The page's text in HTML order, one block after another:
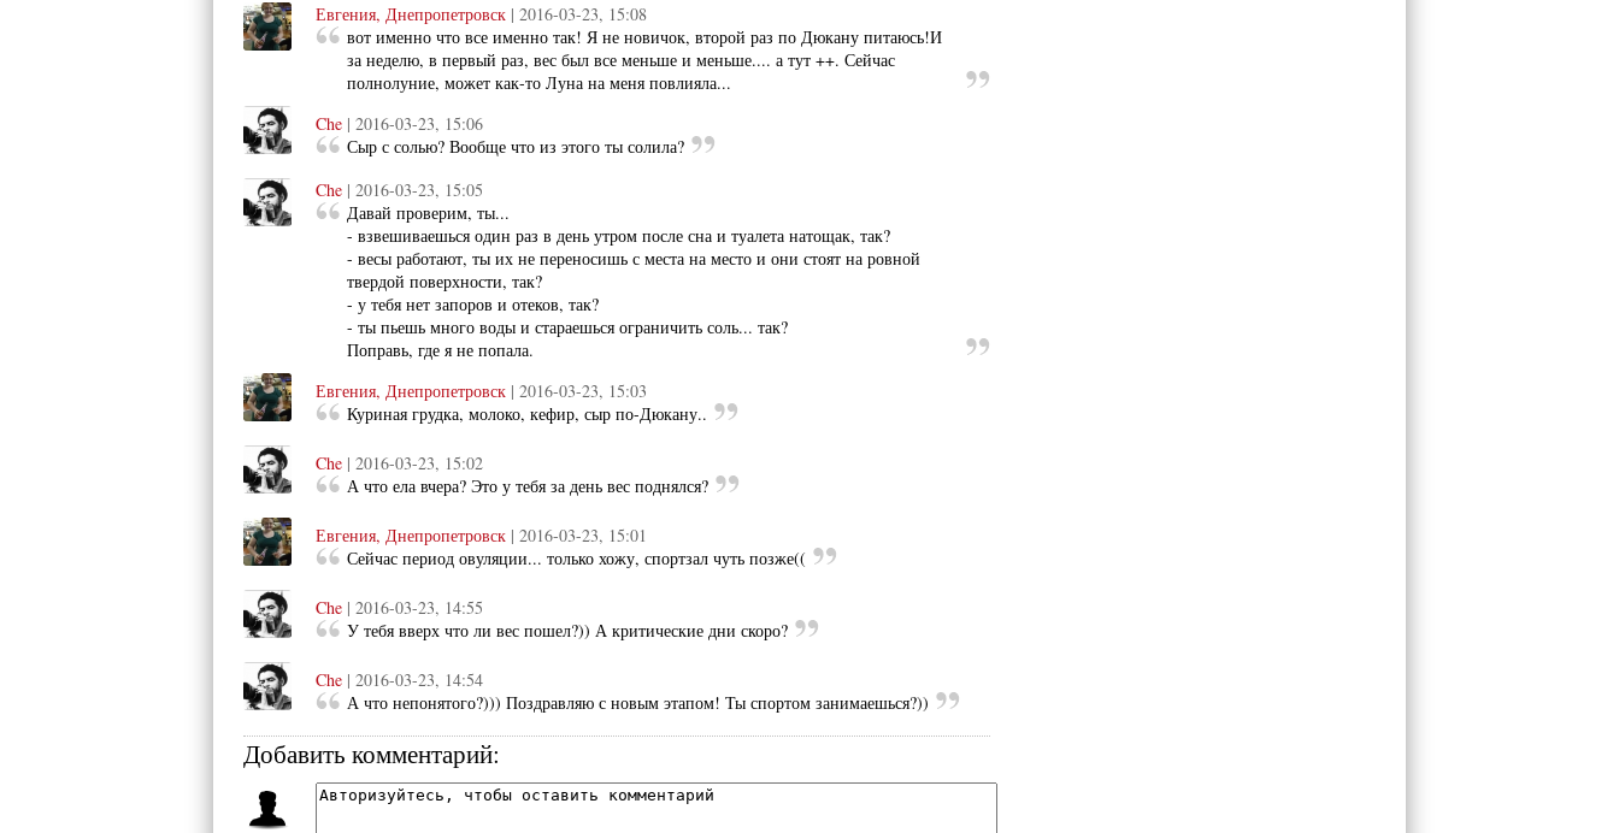
Евгения, Днепропетровск | 2016-03-23, 15:08
вот именно что все именно так! Я не новичок, второй раз по Дюкану питаюсь!И
за неделю, в первый раз, вес был все меньше и меньше.... а тут ++. Сейчас
полнолуние, может как-то Луна на меня повлияла...
Che | 2016-03-23, 15:06
Сыр с солью? Вообще что из этого ты солила?
Che | 2016-03-23, 15:05
Давай проверим, ты...
- взвешиваешься один раз в день утром после сна и туалета натощак, так?
- весы работают, ты их не переносишь с места на место и они стоят на ровной
твердой поверхности, так?
- у тебя нет запоров и отеков, так?
- ты пьешь много воды и стараешься ограничить соль... так?
Поправь, где я не попала.
Евгения, Днепропетровск | 2016-03-23, 15:03
Куриная грудка, молоко, кефир, сыр по-Дюкану..
Che | 2016-03-23, 15:02
А что ела вчера? Это у тебя за день вес поднялся?
Евгения, Днепропетровск | 2016-03-23, 15:01
Сейчас период овуляции... только хожу, спортзал чуть позже((
Che | 2016-03-23, 14:55
У тебя вверх что ли вес пошел?)) А критические дни скоро?
Che | 2016-03-23, 14:54
А что непонятого?))) Поздравляю с новым этапом! Ты спортом занимаешься?))
Добавить комментарий: